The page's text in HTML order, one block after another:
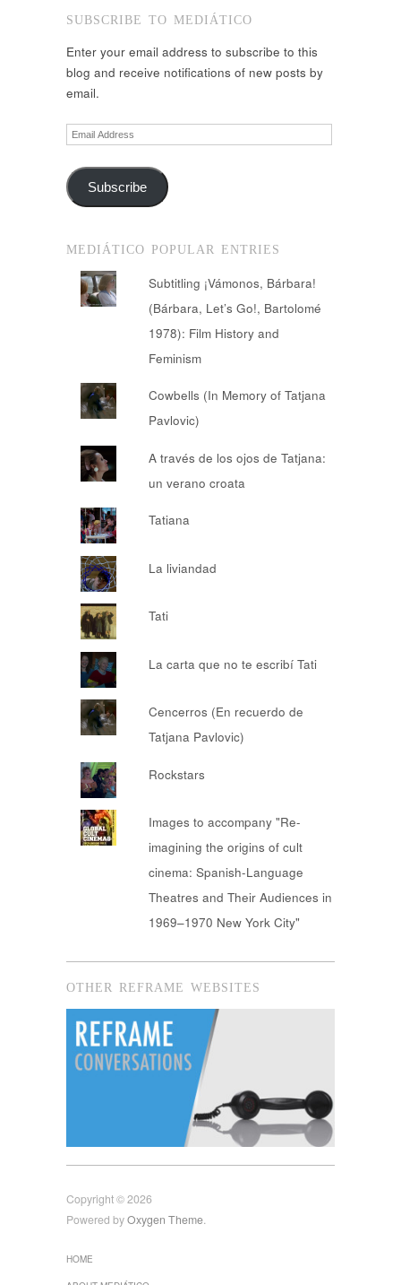
SUBSCRIBE TO MEDIÁTICO
Enter your email address to subscribe to this
blog and receive notifications of new posts by
email.
Email
Address
Subscribe
MEDIÁTICO POPULAR ENTRIES
Subtitling ¡Vámonos, Bárbara!
(Bárbara, Let’s Go!, Bartolomé
1978): Film History and
Feminism
Cowbells (In Memory of Tatjana
Pavlovic)
A través de los ojos de Tatjana:
un verano croata
Tatiana
La liviandad
Tati
La carta que no te escribí Tati
Cencerros (En recuerdo de
Tatjana Pavlovic)
Rockstars
Images to accompany "Re-
imagining the origins of cult
cinema: Spanish-Language
Theatres and Their Audiences in
1969–1970 New York City"
OTHER REFRAME WEBSITES
Copyright © 2026
Powered byOxygen Theme.
HOME